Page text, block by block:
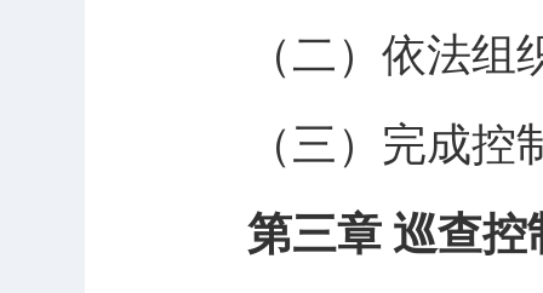
（二）依法组织
（三）完成控制
第三章 巡查控